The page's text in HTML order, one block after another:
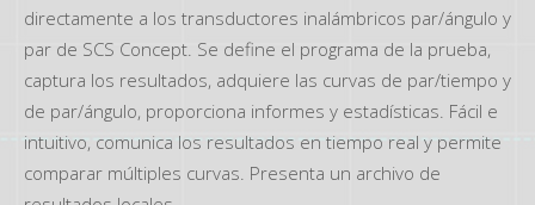
directamente a los transductores inalámbricos par/ángulo y
par de SCS Concept. Se define el programa de la prueba,
captura los resultados, adquiere las curvas de par/tiempo y
de par/ángulo, proporciona informes y estadísticas. Fácil e
intuitivo, comunica los resultados en tiempo real y permite
comparar múltiples curvas. Presenta un archivo de